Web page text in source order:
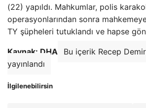
(22) yapıldı. Mahkumlar, polis
operasyonlarından sonra
TY şüpheleri tutuklandı ve hapse
Kaynak: DHA
Bu içerik Recep
yayınlandı
İlgilenebilirsin